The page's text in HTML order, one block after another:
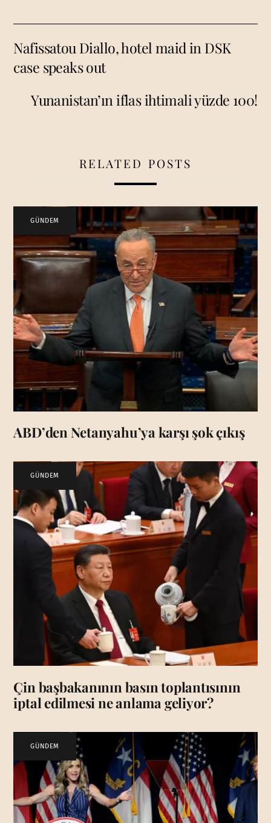
Nafissatou Diallo, hotel maid in DSK
case speaks out
Yunanistan’ın iflas ihtimali yüzde 100!
RELATED POSTS
GÜNDEM
ABD’den Netanyahu’ya karşı şok çıkış
GÜNDEM
Çin başbakanının basın toplantısının
iptal edilmesi ne anlama geliyor?
GÜNDEM